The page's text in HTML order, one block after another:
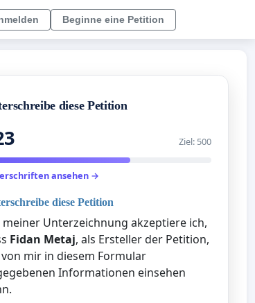
Beginne eine Petition
diese Petition
Ziel: 500
ansehen →
diese Petition
Unterzeichnung akzeptiere ich,
Fidan Metaj, als Ersteller der Petition,
mir in diesem Formular
Informationen einsehen